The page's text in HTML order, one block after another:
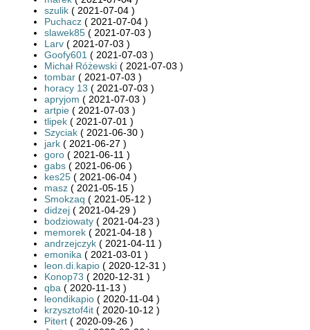
szulik ( 2021-07-04 )
Puchacz ( 2021-07-04 )
slawek85 ( 2021-07-03 )
Larv ( 2021-07-03 )
Goofy601 ( 2021-07-03 )
Michał Różewski ( 2021-07-03 )
tombar ( 2021-07-03 )
horacy 13 ( 2021-07-03 )
apryjom ( 2021-07-03 )
artpie ( 2021-07-03 )
tlipek ( 2021-07-01 )
Szyciak ( 2021-06-30 )
jark ( 2021-06-27 )
goro ( 2021-06-11 )
gabs ( 2021-06-06 )
kes25 ( 2021-06-04 )
masz ( 2021-05-15 )
Smokzaq ( 2021-05-12 )
didzej ( 2021-04-29 )
bodziowaty ( 2021-04-23 )
memorek ( 2021-04-18 )
andrzejczyk ( 2021-04-11 )
emonika ( 2021-03-01 )
leon.di.kapio ( 2020-12-31 )
Konop73 ( 2020-12-31 )
qba ( 2020-11-13 )
leondikapio ( 2020-11-04 )
krzysztof4it ( 2020-10-12 )
Pitert ( 2020-09-26 )